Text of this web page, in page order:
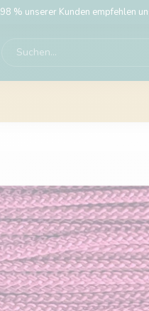
98 % unserer Kunden empfehlen